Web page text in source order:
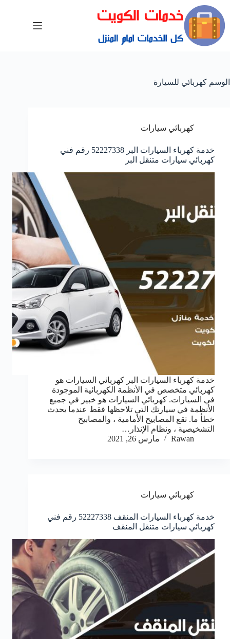
الوسم كهربائي للسيارة
كهربائي سيارات
خدمة كهرباء السيارات البر 52227338 رقم فني
كهربائي سيارات متنقل البر
خدمة كهرباء السيارات البر كهربائي السيارات هو
كهربائي متخصص في الأنظمة الكهربائية الموجودة
في السيارات. كهربائي السيارات هو خبير في جميع
الأنظمة في سيارتك التي تلاحظها فقط عندما يحدث
خطأ ما. تقع المصابيح الأمامية ، والمصابيح
التشخيصية ، ونظام الإنذار…
Rawan
مارس 26, 2021
كهربائي سيارات
خدمة كهرباء السيارات المنقف 52227338 رقم فني
كهربائي سيارات متنقل المنقف